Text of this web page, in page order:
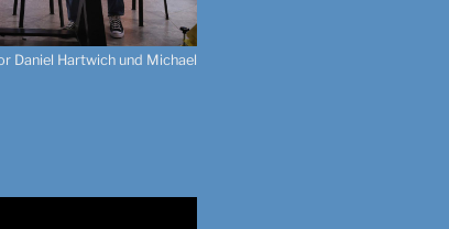
Daniel Hartwich und Michael